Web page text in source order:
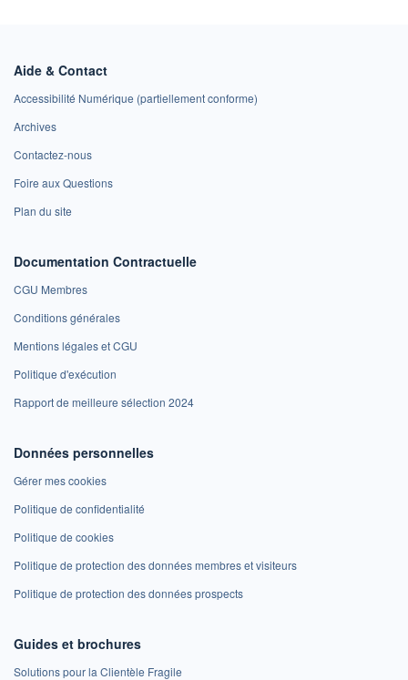
Aide & Contact
Accessibilité Numérique (partiellement conforme)
Archives
Contactez-nous
Foire aux Questions
Plan du site
Documentation Contractuelle
CGU Membres
Conditions générales
Mentions légales et CGU
Politique d'exécution
Rapport de meilleure sélection 2024
Données personnelles
Gérer mes cookies
Politique de confidentialité
Politique de cookies
Politique de protection des données membres et visiteurs
Politique de protection des données prospects
Guides et brochures
Solutions pour la Clientèle Fragile